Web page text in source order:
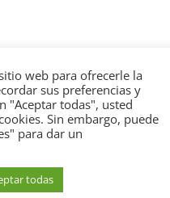
derechos reservados.
web para ofrecerle la
sus preferencias y
"Aceptar todas", usted
Sin embargo, puede
para dar un
todas